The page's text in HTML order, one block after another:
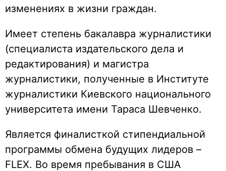
изменениях в жизни граждан.
Имеет степень бакалавра журналистики
(специалиста издательского дела и
редактирования) и магистра
журналистики, полученные в Институте
журналистики Киевского национального
университета имени Тараса Шевченко.
Является финалисткой стипендиальной
программы обмена будущих лидеров –
FLEX. Во время пребывания в США